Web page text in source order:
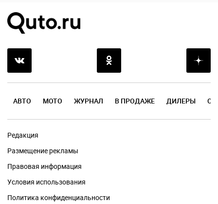
АВТО МОТО ЖУРНАЛ В ПРОДАЖЕ ДИЛЕРЫ
Редакция
Размещение рекламы
Правовая информация
Условия использования
Политика конфиденциальности